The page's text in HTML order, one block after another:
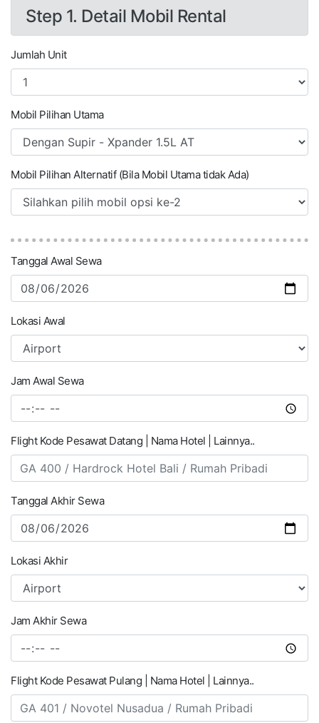
Step 1. Detail Mobil Rental
Jumlah Unit
Mobil Pilihan Utama
Mobil Pilihan Alternatif (Bila Mobil Utama tidak Ada)
Tanggal Awal Sewa
Lokasi Awal
Jam Awal Sewa
Flight Kode Pesawat Datang | Nama Hotel | Lainnya..
Tanggal Akhir Sewa
Lokasi Akhir
Jam Akhir Sewa
Flight Kode Pesawat Pulang | Nama Hotel | Lainnya..